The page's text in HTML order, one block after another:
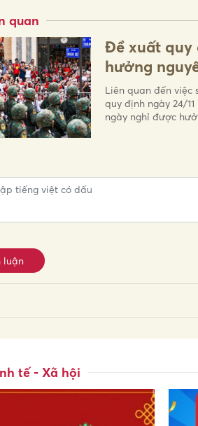
quan
Đề xuất quy
hưởng
Liên quan đến việc
quy định ngày 24/
ngày nghỉ được
luận
tế - Xã hội